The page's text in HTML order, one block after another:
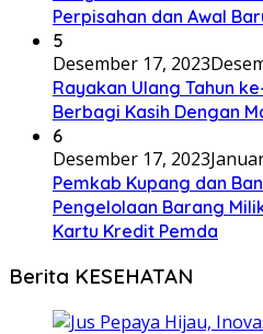
Perpisahan dan Awal
5
Desember 17, 2023
Rayakan Ulang Tahun
Berbagi Kasih Dengan
6
Desember 17, 2023
Pemkab Kupang dan
Pengelolaan Barang
Kartu Kredit Pemda
Berita KESEHATAN